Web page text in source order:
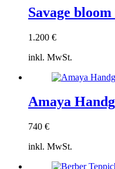
Savage
1.200 €
inkl. MwSt.
Amaya
740 €
inkl. MwSt.